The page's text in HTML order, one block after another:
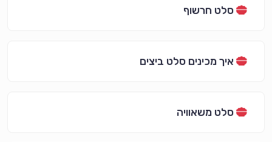
סלט חרשוף
איך מכינים סלט ביצים
סלט משאוויה